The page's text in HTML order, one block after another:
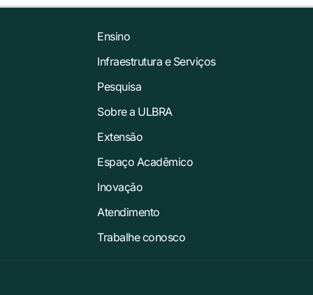
Ensino
Infraestrutura e Serviços
Pesquisa
Sobre a ULBRA
Extensão
Espaço Acadêmico
Inovação
Atendimento
Trabalhe conosco